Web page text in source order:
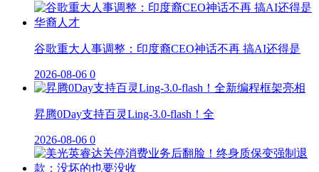
谷歌重大人事调整：印度裔CEO神话不再 搞AI还得是
2026-08-06 0
昇腾0Day支持百灵Ling-3.0-flash！全
2026-08-06 0